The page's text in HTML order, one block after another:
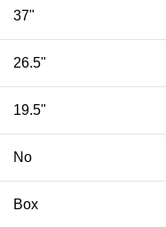
37"
26.5"
19.5"
No
Box